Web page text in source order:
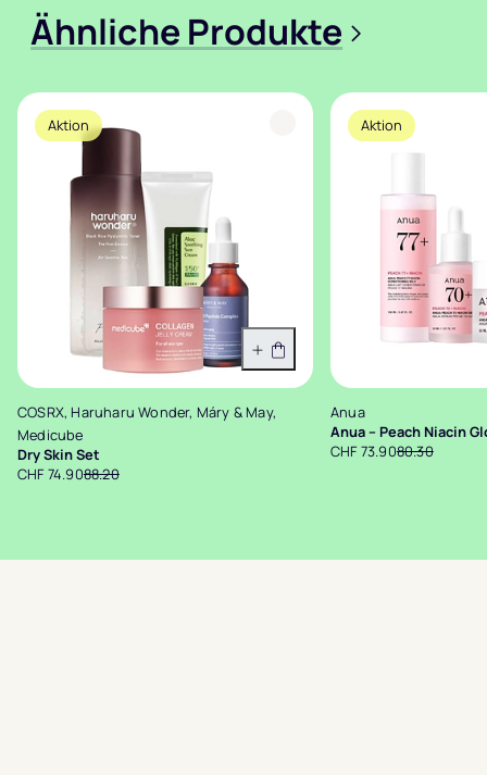
Ähnliche Produkte >
Aktion
In den Warenkorb
COSRX, Haruharu Wonder, Máry & May,
Medicube
Dry Skin Set
CHF 74.9088.20
Aktion
Anua
Anua – Peach Niacin
CHF 73.9080.30